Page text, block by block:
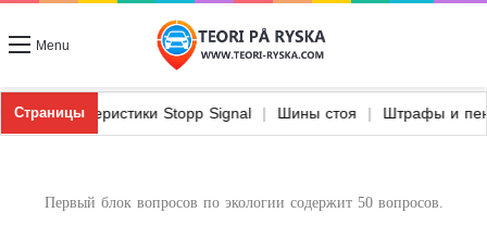
Menu
Страницы
грузовики | Характеристики Stopp Signal | Шины стоя |
Первый блок вопросов по экологии содержит 50 вопросов.